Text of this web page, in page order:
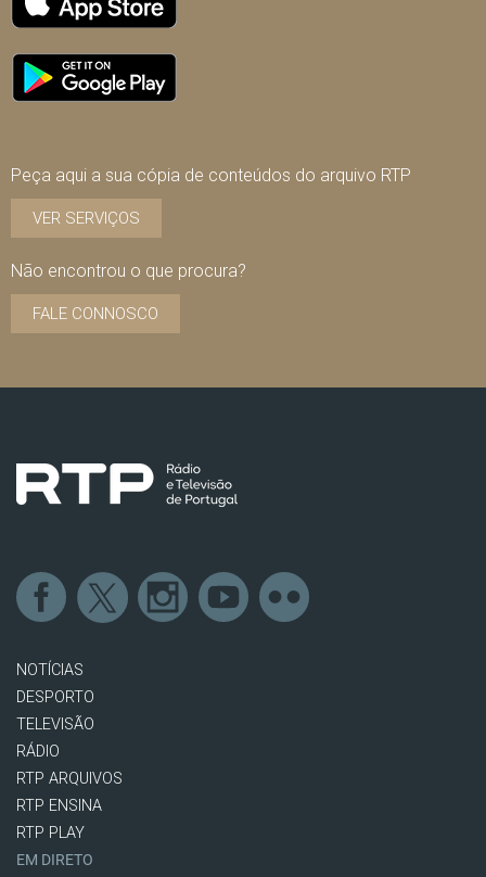
Peça aqui a sua cópia de conteúdos do arquivo RTP
VER SERVIÇOS
Não encontrou o que procura?
FALE CONNOSCO
NOTÍCIAS
DESPORTO
TELEVISÃO
RÁDIO
RTP ARQUIVOS
RTP ENSINA
RTP PLAY
EM DIRETO